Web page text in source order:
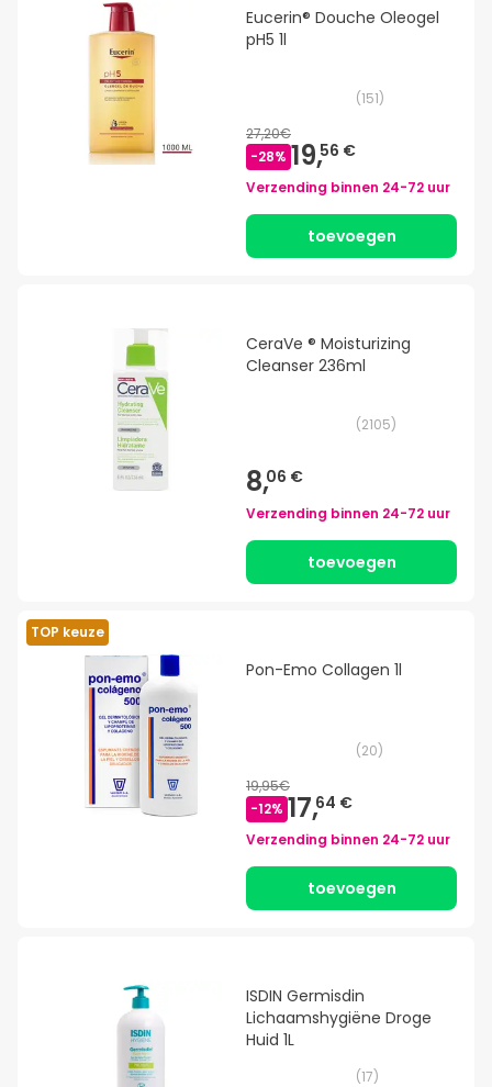
Eucerin® Douche Oleogel
pH5 1l
(151)
27,20€
-28% 19,56 €
Verzending binnen 24-72 uur
toevoegen
CeraVe ® Moisturizing
Cleanser 236ml
(2105)
8,06 €
Verzending binnen 24-72 uur
toevoegen
TOP keuze
Pon-Emo Collagen 1l
(20)
19,95€
-12% 17,64 €
Verzending binnen 24-72 uur
toevoegen
ISDIN Germisdin
Lichaamshygiëne Droge
Huid 1L
(17)